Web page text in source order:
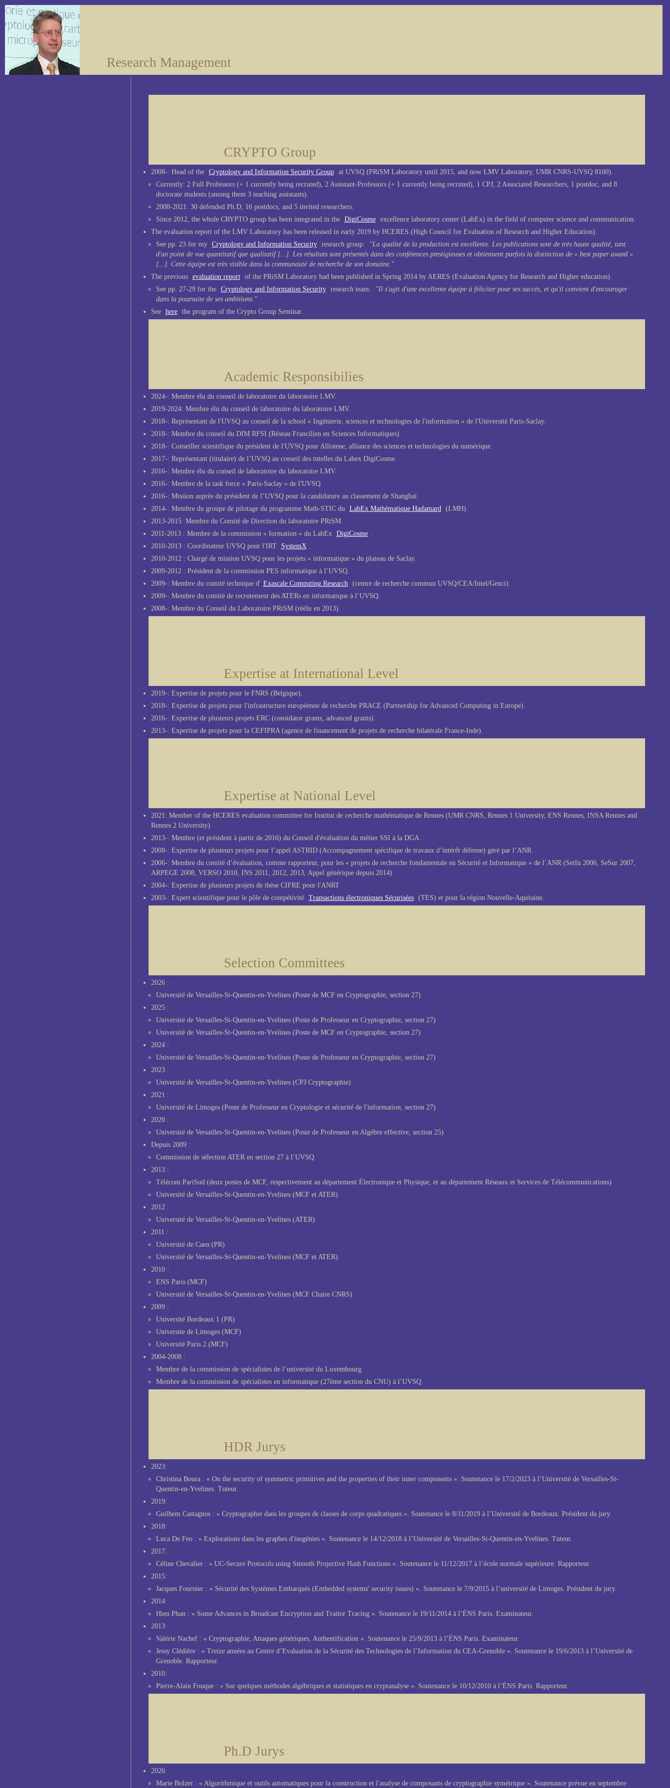
Research Management
CRYPTO Group
2008-: Head of the Cryptology and Information Security Group
at UVSQ (PRiSM Laboratory until 2015, and now LMV Laboratory, UMR CNRS-UVSQ 8100).
Currently: 2 Full Professors (+ 1 currently being recruted), 2 Assistant-Professors (+ 1 currently being recruted), 1 CPJ, 2 Associated Researchers, 1 postdoc, and 8
doctorate students (among them 3 teaching assistants).
2008-2021: 30 defended Ph.D, 16 postdocs, and 5 invited researchers.
Since 2012, the whole CRYPTO group has been integrated in the DigiCosme
excellence laboratory center (LabEx) in the field of computer science and communication.
The evaluation report of the LMV Laboratory has been released in early 2019 by HCERES (High Council for Evaluation of Research and Higher Education).
See pp. 23 for my Cryptology and Information Security research group:
"La qualité de la production est excellente. Les publications sont de très haute qualité, tant
d'un point de vue quantitatif que qualitatif [...]. Les résultats sont présentés dans des conférences prestigieuses et obtiennent parfois la distinction de « best paper award »
[...]. Cette équipe est très visible dans la communauté de recherche de son domaine."
The previous evaluation report
of the PRiSM Laboratory had been published in Spring 2014 by AERES (Evaluation Agency for Research and Higher education).
See pp. 27-29 for the Cryptology and Information Security research team:
"Il s'agit d'une excellente équipe à féliciter pour ses succès, et qu'il convient d'encourager
dans la poursuite de ses ambitions."
See here the program of the Crypto Group Seminar.
Academic Responsibilies
2024-: Membre élu du conseil de laboratoire du laboratoire LMV.
2019-2024: Membre élu du conseil de laboratoire du laboratoire LMV.
2018-: Représentant de l'UVSQ au conseil de la school « Ingénierie, sciences et technologies de l'information » de l'Université Paris-Saclay.
2018-: Membre du conseil du DIM RFSI (Réseau Francilien en Sciences Informatiques).
2018-: Conseiller scientifique du président de l'UVSQ pour Allistene, alliance des sciences et technologies du numérique.
2017-: Représentant (titulaire) de l’UVSQ au conseil des tutelles du Labex DigiCosme.
2016-: Membre élu du conseil de laboratoire du laboratoire LMV.
2016-: Membre de la task force « Paris-Saclay » de l'UVSQ.
2016-: Mission auprès du président de l’UVSQ pour la candidature au classement de Shanghaï.
2014-: Membre du groupe de pilotage du programme Math-STIC du LabEx Mathématique Hadamard
(LMH).
2013-2015: Membre du Comité de Direction du laboratoire PRiSM.
2011-2013 : Membre de la commission « formation » du LabEx DigiCosme .
2010-2013 : Coordinateur UVSQ pour l'IRT
SystemX .
2010-2012 : Chargé de mission UVSQ pour les projets « informatique » du plateau de Saclay.
2009-2012 : Président de la commission PES informatique à l’UVSQ.
2009-: Membre du comité technique d' Exascale Computing Research
(centre de recherche commun UVSQ/CEA/Intel/Genci).
2009-: Membre du comité de recrutement des ATERs en informatique à l’UVSQ.
2008-: Membre du Conseil du Laboratoire PRiSM (réélu en 2013).
Expertise at International Level
2019-: Expertise de projets pour le FNRS (Belgique).
2018-: Expertise de projets pour l'infrastructure européenne de recherche PRACE (Partnership for Advanced Computing in Europe).
2016-: Expertise de plusieurs projets ERC (considator grants, advanced grants).
2013-: Expertise de projets pour la CEFIPRA (agence de financement de projets de recherche bilatérale France-Inde).
Expertise at National Level
2021: Member of the HCERES evaluation committee for Institut de recherche mathématique de Rennes (UMR CNRS, Rennes 1 University, ENS Rennes, INSA Rennes and
Rennes 2 University)
2013-: Membre (et président à partir de 2016) du Conseil d'évaluation du métier SSI à la DGA.
2008-: Expertise de plusieurs projets pour l’appel ASTRID (Accompagnement spécifique de travaux d’intérêt défense) géré par l’ANR.
2006-: Membre du comité d’évaluation, comme rapporteur, pour les « projets de recherche fondamentale en Sécurité et Informatique » de l’ANR (SetIn 2006, SeSur 2007,
ARPEGE 2008, VERSO 2010, INS 2011, 2012, 2013, Appel générique depuis 2014)
2004-: Expertise de plusieurs projets de thèse CIFRE pour l'ANRT
2003-: Expert scientifique pour le pôle de compétivité Transactions électroniques Sécurisées (TES) et pour la région Nouvelle-Aquitaine.
Selection Committees
2026 :
Université de Versailles-St-Quentin-en-Yvelines (Poste de MCF en Cryptographie, section 27)
2025 :
Université de Versailles-St-Quentin-en-Yvelines (Poste de Professeur en Cryptographie, section 27)
Université de Versailles-St-Quentin-en-Yvelines (Poste de MCF en Cryptographie, section 27)
2024 :
Université de Versailles-St-Quentin-en-Yvelines (Poste de Professeur en Cryptographie, section 27)
2023 :
Université de Versailles-St-Quentin-en-Yvelines (CPJ Cryptographie)
2021 :
Université de Limoges (Poste de Professeur en Cryptologie et sécurité de l'information, section 27)
2020 :
Université de Versailles-St-Quentin-en-Yvelines (Poste de Professeur en Algèbre effective, section 25)
Depuis 2009 :
Commission de sélection ATER en section 27 à l’UVSQ.
2013 :
Télécom PariSud (deux postes de MCF, respectivement au département Électronique et Physique, et au département Réseaux et Services de Télécommunications)
Université de Versailles-St-Quentin-en-Yvelines (MCF et ATER)
2012 :
Université de Versailles-St-Quentin-en-Yvelines (ATER)
2011 :
Université de Caen (PR)
Université de Versailles-St-Quentin-en-Yvelines (MCF et ATER)
2010 :
ENS Paris (MCF)
Université de Versailles-St-Quentin-en-Yvelines (MCF Chaire CNRS)
2009 :
Université Bordeaux 1 (PR)
Universite de Limoges (MCF)
Université Paris 2 (MCF)
2004-2008 :
Membre de la commission de spécialistes de l’université du Luxembourg.
Membre de la commission de spécialistes en informatique (27ème section du CNU) à l’UVSQ.
HDR Jurys
2023:
Christina Boura : « On the security of symmetric primitives and the properties of their inner components ». Soutenance le 17/2/2023 à l’Université de Versailles-St-
Quentin-en-Yvelines. Tuteur.
2019:
Guilhem Castagnos : « Cryptographie dans les groupes de classes de corps quadratiques ». Soutenance le 8/11/2019 à l’Université de Bordeaux. Président du jury.
2018:
Luca De Feo : « Explorations dans les graphes d'isogénies ». Soutenance le 14/12/2018 à l’Université de Versailles-St-Quentin-en-Yvelines. Tuteur.
2017:
Céline Chevalier : « UC-Secure Protocols using Smooth Projective Hash Functions ». Soutenance le 11/12/2017 à l’école normale supérieure. Rapporteur.
2015:
Jacques Fournier : « Sécurité des Systèmes Embarqués (Embedded systems' security issues) ». Soutenance le 7/9/2015 à l’université de Limoges. Président du jury.
2014:
Hieu Phan : « Some Advances in Broadcast Encryption and Traitor Tracing ». Soutenance le 19/11/2014 à l’ÉNS Paris. Examinateur.
2013:
Valérie Nachef : « Cryptographie, Attaques génériques, Authentification ». Soutenance le 25/9/2013 à l’ÉNS Paris. Examinateur.
Jessy Clédière : « Treize années au Centre d’Evaluation de la Sécurité des Technologies de l’Information du CEA-Grenoble ». Soutenance le 19/6/2013 à l’Université de
Grenoble. Rapporteur.
2010:
Pierre-Alain Fouque : « Sur quelques méthodes algébriques et statistiques en cryptanalyse ». Soutenance le 10/12/2010 à l’ÉNS Paris. Rapporteur.
Ph.D Jurys
2026:
Marie Bolzer : « Algorithmique et outils automatiques pour la construction et l'analyse de composants de cryptographie symétrique ». Soutenance prévue en septembre